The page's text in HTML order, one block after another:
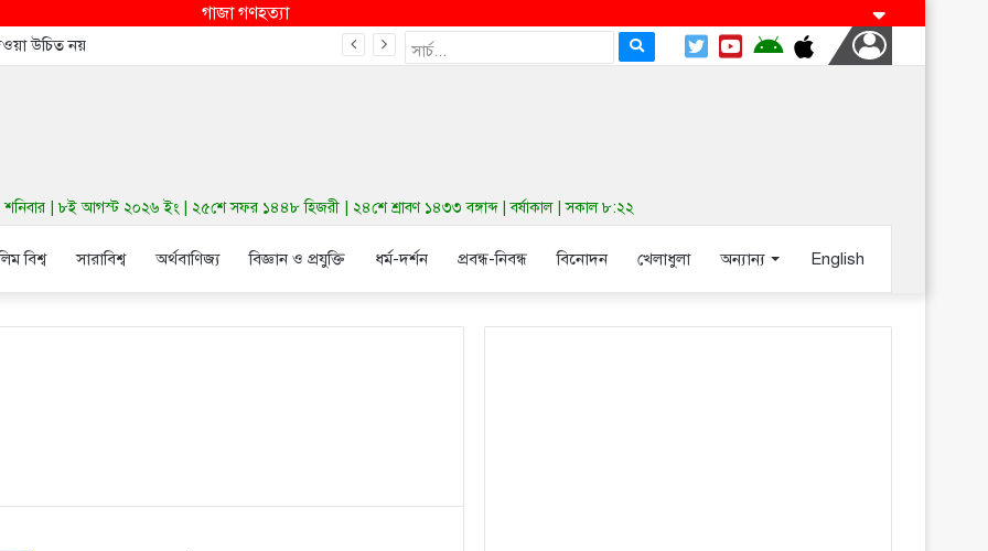
গাজা গণহত্যা
উচিত নয়
| ৮ই আগস্ট ২০২৬ ইং | ২৫শে সফর ১৪৪৮ হিজরী | ২৪শে শ্রাবণ ১৪৩৩ বঙ্গাব্দ | বর্ষাকাল | সকাল ৮:২২
বিশ্ব সারাবিশ্ব অর্থবাণিজ্য বিজ্ঞান ও প্রযুক্তি ধর্ম-দর্শন প্রবন্ধ-নিবন্ধ বিনোদন খেলাধুলা অন্যান্য English